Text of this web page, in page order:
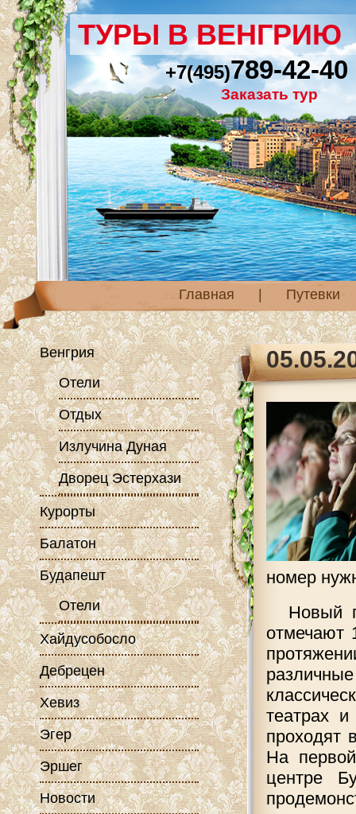
ТУРЫ В ВЕНГРИЮ
+7(495)789-42-40
Заказать тур
Главная Путевки
номер
Новый
отмечают
театрах
проходят
На
центре
Венгрия
Отели
Отдых
Излучина Дуная
Дворец Эстерхази
Курорты
Балатон
Будапешт
Отели
Хайдусобосло
Дебрецен
Хевиз
Эгер
Эршег
Новости